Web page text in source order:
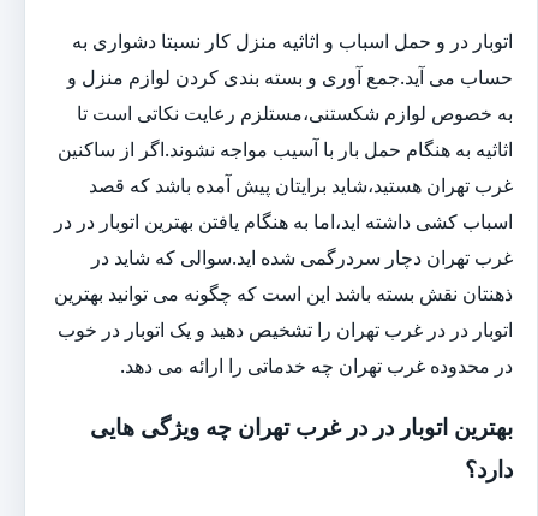
اتوبار در و حمل اسباب و اثاثیه منزل کار نسبتا دشواری به
حساب می آید.جمع آوری و بسته بندی کردن لوازم منزل و
به خصوص لوازم شکستنی،مستلزم رعایت نکاتی است تا
اثاثیه به هنگام حمل بار با آسیب مواجه نشوند.اگر از ساکنین
غرب تهران هستید،شاید برایتان پیش آمده باشد که قصد
اسباب کشی داشته اید،اما به هنگام یافتن بهترین اتوبار در در
غرب تهران دچار سردرگمی شده اید.سوالی که شاید در
ذهنتان نقش بسته باشد این است که چگونه می توانید بهترین
اتوبار در در غرب تهران را تشخیص دهید و یک اتوبار در خوب
در محدوده غرب تهران چه خدماتی را ارائه می دهد.
بهترین اتوبار در در غرب تهران چه ویژگی هایی
دارد؟